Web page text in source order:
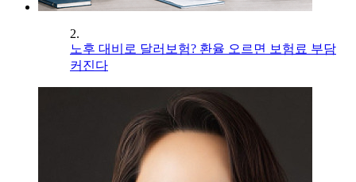
2.
노후 대비로 달러보험? 환율 오르면 보험료 부담
커진다